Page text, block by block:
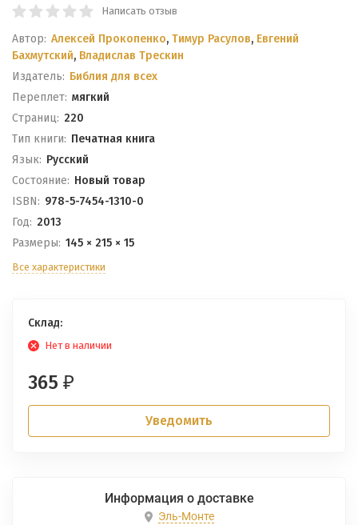
Написать отзыв
Автор: Алексей Прокопенко, Тимур Расулов, Евгений
Бахмутский, Владислав Трескин
Издатель: Библия для всех
Переплет: мягкий
Cтраниц: 220
Тип книги: Печатная книга
Язык: Русский
Состояние: Новый товар
ISBN: 978-5-7454-1310-0
Год: 2013
Размеры: 145 × 215 × 15
Все характеристики
Склад:
Нет в наличии
365 ₽
Уведомить
Информация о доставке
Эль-Монте